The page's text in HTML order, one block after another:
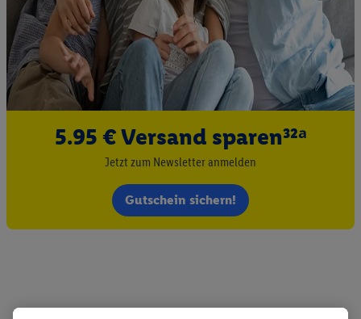
5.95 € Versand sparen³²ᵃ
Jetzt zum Newsletter anmelden
Gutschein sichern!